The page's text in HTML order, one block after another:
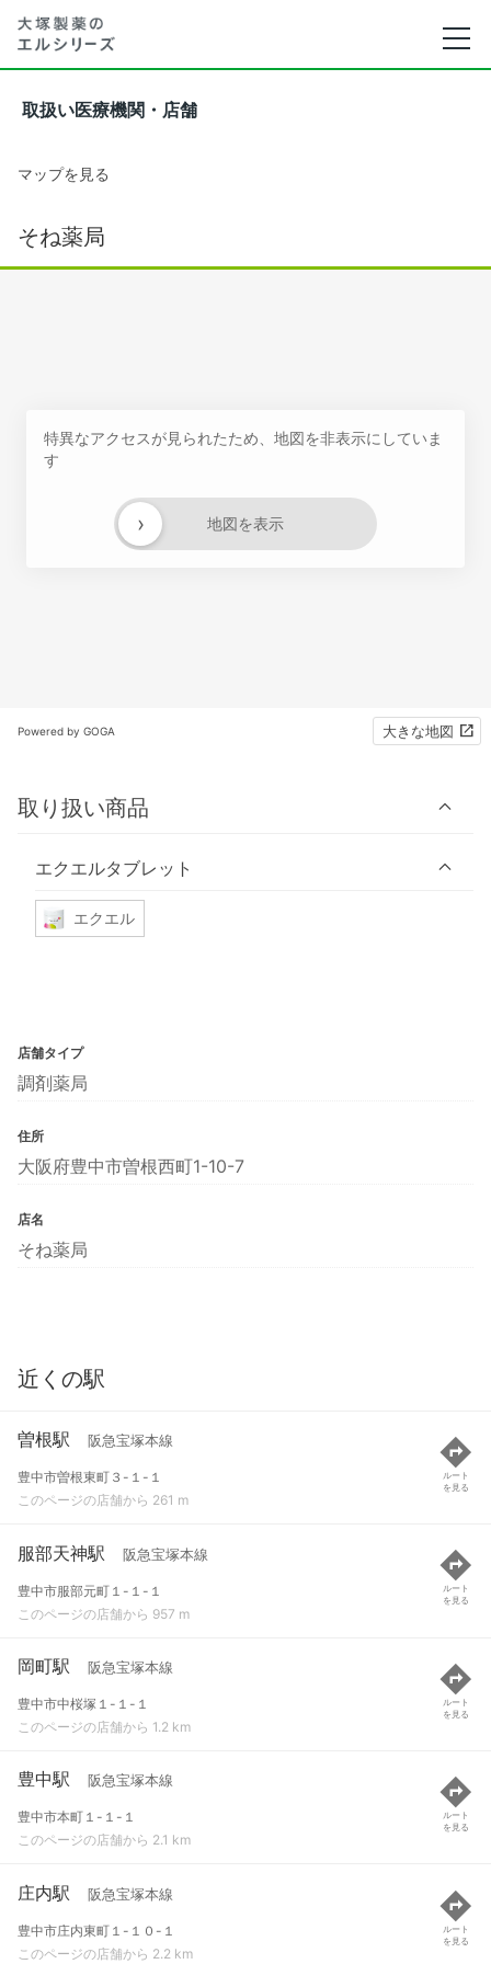
取扱い医療機関・店舗
マップを見る
そね薬局
特異なアクセスが見られたため、地図を非表示にしていま
す
地図を表示
›
Powered by GOGA 大きな地図
取り扱い商品
エクエルタブレット
エクエル
店舗タイプ
調剤薬局
住所
大阪府豊中市曽根西町1-10-7
店名
そね薬局
近くの駅
曽根駅 阪急宝塚本線
豊中市曽根東町３-１-１
このページの店舗から 261 m
ルート
を見る
服部天神駅 阪急宝塚本線
豊中市服部元町１-１-１
このページの店舗から 957 m
ルート
を見る
岡町駅 阪急宝塚本線
豊中市中桜塚１-１-１
このページの店舗から 1.2 km
ルート
を見る
豊中駅 阪急宝塚本線
豊中市本町１-１-１
このページの店舗から 2.1 km
ルート
を見る
庄内駅 阪急宝塚本線
豊中市庄内東町１-１０-１
このページの店舗から 2.2 km
ルート
を見る